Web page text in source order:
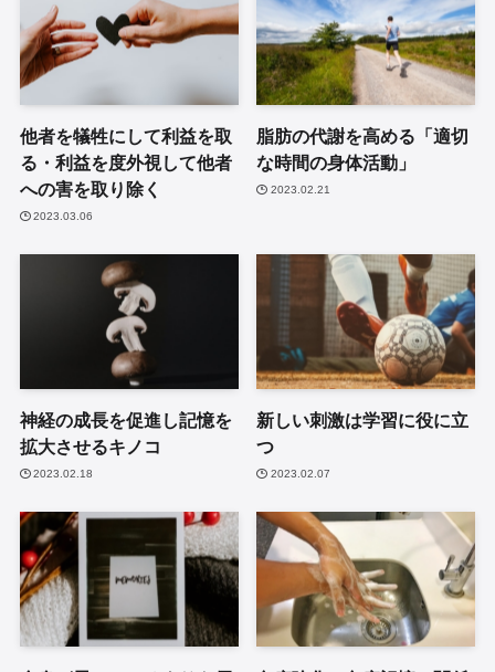
他者を犠牲にして利益を取
る・利益を度外視して他者
への害を取り除く
2023.03.06
脂肪の代謝を高める「適切
な時間の身体活動」
2023.02.21
神経の成長を促進し記憶を
拡大させるキノコ
2023.02.18
新しい刺激は学習に役に立
つ
2023.02.07